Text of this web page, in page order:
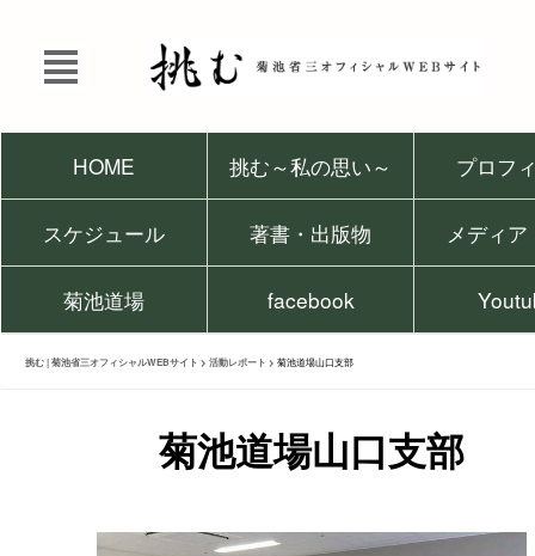
HOME 挑む～私の思い～ プロフ
スケジュール 著書・出版物 メディア
菊池道場 facebook
挑む | 菊池省三オフィシャルWEBサイト > 活動レポート > 菊池道場山口支部
菊池道場山口支部